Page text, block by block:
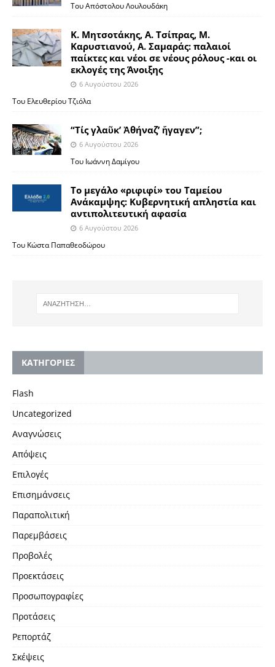
Του Απόστολου Λουλουδάκη
Κ. Μητσοτάκης, Α. Τσίπρας, Μ.
Καρυστιανού, Α. Σαμαράς: παλαιοί
παίκτες και νέοι σε νέους ρόλους -και οι
εκλογές της Άνοιξης
6 Αυγούστου 2026
Του Ελευθερίου Τζιόλα
“Τίς γλαῦκ’ Ἀθήναζ’ ἤγαγεν”;
6 Αυγούστου 2026
Του Ιωάννη Δαμίγου
Το μεγάλο «ριφιφί» του Ταμείου
Ανάκαμψης: Κυβερνητική απληστία και
αντιπολιτευτική αφασία
6 Αυγούστου 2026
Του Κώστα Παπαθεοδώρου
KΑΤΗΓΟΡΙΕΣ
Flash
Uncategorized
Αναγνώσεις
Απόψεις
Επιλογές
Επισημάνσεις
Παραπολιτική
Παρεμβάσεις
Προβολές
Προεκτάσεις
Προσωπογραφίες
Προτάσεις
Ρεπορτάζ
Σκέψεις